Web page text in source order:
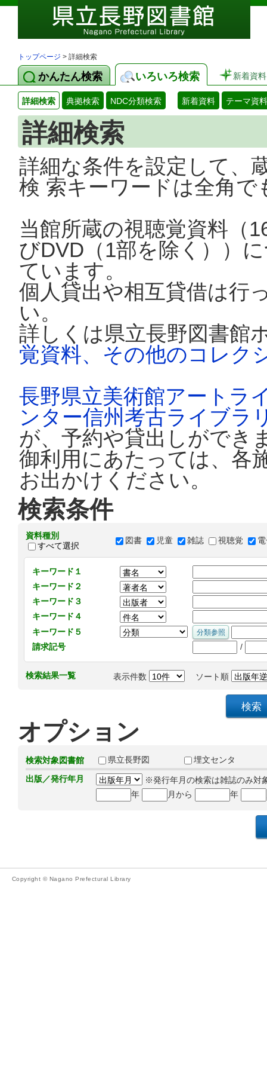
トップページ > 詳細検索
かんたん検索 いろいろ検索 新着資料
詳細検索 典拠検索 NDC分類検索 新着資料 テーマ資料
詳細検索
詳細な条件を設定して、
検 索キーワードは全角
当館所蔵の視聴覚資料（
びDVD（1部を除く））
ています。
個人貸出や相互貸借は行
い。
詳しくは県立長野図書館
覚資料、その他のコレク
長野県立美術館アートラ
ンター信州考古ライブラ
が、予約や貸出しができ
御利用にあたっては、各
お出かけください。
検索条件
資料種別
すべて選択
図書 児童 雑誌 視聴覚
キーワード１
キーワード２
キーワード３
キーワード４
キーワード５
請求記号
/
検索結果一覧 表示件数 ソート順
オプション
検索対象図書館 県立長野図
埋文センタ
出版／発行年月
※発行年月の検索は雑誌のみ対
年
月から 年
Copyright © Nagano Prefectural Library